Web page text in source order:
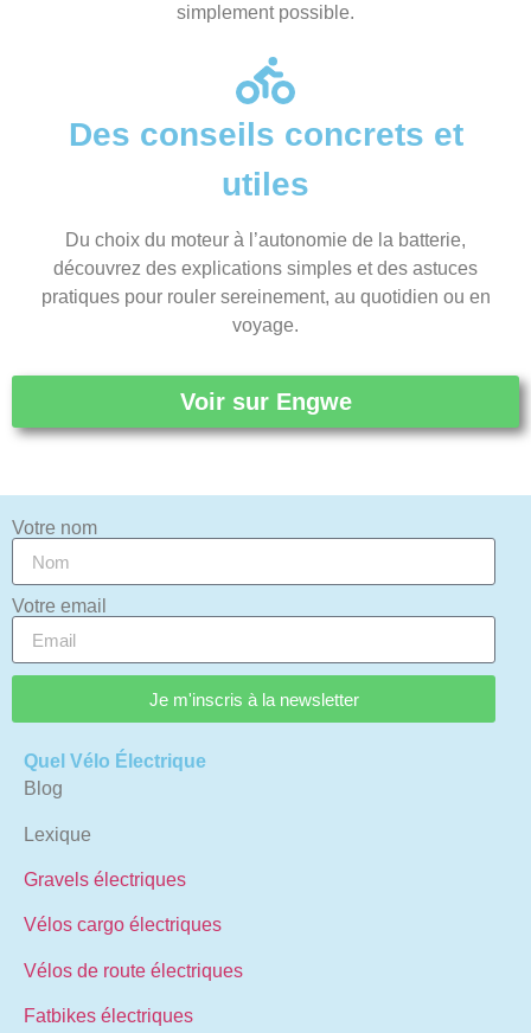
simplement possible.
Des conseils concrets et
utiles
Du choix du moteur à l’autonomie de la batterie,
découvrez des explications simples et des astuces
pratiques pour rouler sereinement, au quotidien ou en
voyage.
Voir sur Engwe
Votre nom
Votre email
Je m'inscris à la newsletter
Quel Vélo Électrique
Blog
Lexique
Gravels électriques
Vélos cargo électriques
Vélos de route électriques
Fatbikes électriques